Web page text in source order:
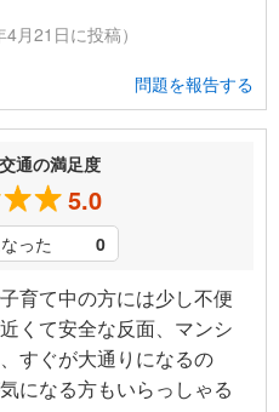
月21日に投稿）
問題を報告する
通の満足度
5.0
った 0
育て中の方には少し不便
くて安全な反面、マンシ
すぐが大通りになるの
になる方もいらっしゃる